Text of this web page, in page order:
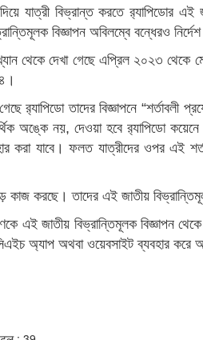
যাত্রী বিভ্রান্ত করতে ব়্যাপিডোর এই
বিজ্ঞাপন অবিলম্বে বন্ধেরও
থেকে দেখা গেছে এপ্রিল ২০২৩
ব়্যাপিডো তাদের বিজ্ঞাপনে
অঙ্কে নয়, দেওয়া হবে ব়্যাপিডো
করা যাবে। ফলত যাত্রীদের ওপর এই
কাজ করছে। তাদের এই জাতীয়
এই জাতীয় বিভ্রান্তিমূলক বিজ্ঞাপন
অ্যাপ অথবা ওয়েবসাইট ব্যবহার